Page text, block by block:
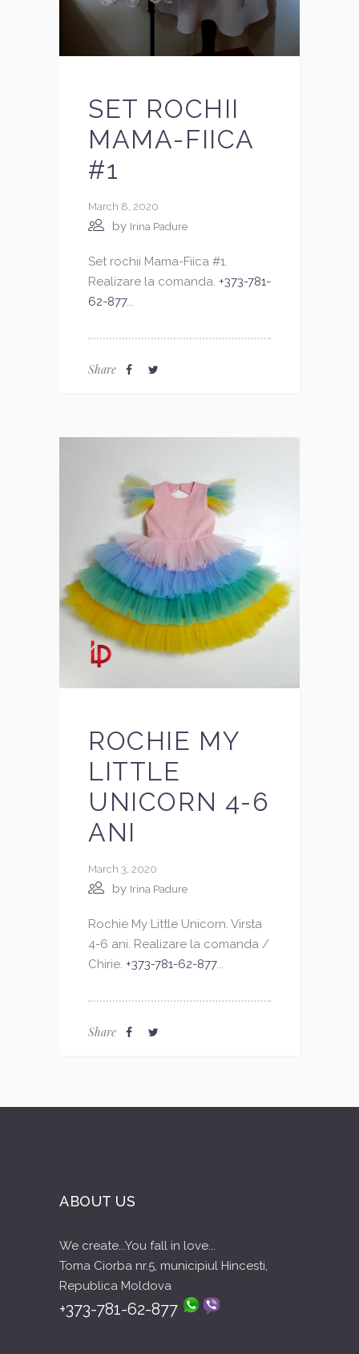
SET ROCHII
MAMA-FIICA
#1
March 8, 2020
by Irina Padure
Set rochii Mama-Fiica #1.
Realizare la comanda. +373-781-
62-877...
Share
ROCHIE MY
LITTLE
UNICORN 4-6
ANI
March 3, 2020
by Irina Padure
Rochie My Little Unicorn. Virsta
4-6 ani. Realizare la comanda /
Chirie. +373-781-62-877...
Share
ABOUT US
We create...You fall in love...
Toma Ciorba nr.5, municipiul Hincesti,
Republica Moldova
+373-781-62-877